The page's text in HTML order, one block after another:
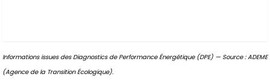
Informations issues des Diagnostics de Performance Énergétique (DPE) — Source : ADEME
(Agence de la Transition Écologique).